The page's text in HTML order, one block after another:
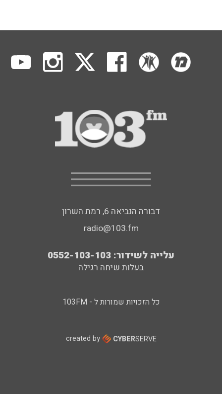
דבורה הנביאה 6, רמת השרון
radio@103.fm
עלייה לשידור: 0552-103-103
בעלות שיחה רגילה
כל הזכויות שמורות ל - 103FM
created by CYBERSERVE